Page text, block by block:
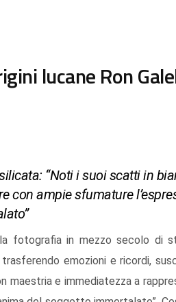
lucane Ron
“Noti i suoi scatti in
con ampie sfumature
fotografia in mezzo secolo di
emozioni e ricordi,
e immediatezza a